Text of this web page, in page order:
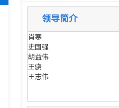
领导简介
肖寒
史国强
胡益伟
王骁
王志伟